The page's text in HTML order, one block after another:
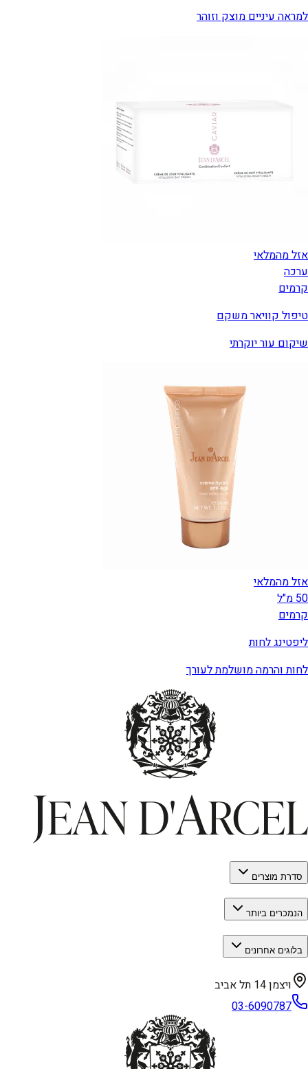
למראה עיניים מוצק וזוהר
אזל מהמלאי
ערכה
קרמים
טיפול קוויאר משקם
שיקום עור יוקרתי
אזל מהמלאי
50 מ"ל
קרמים
ליפטינג לחות
לחות והרמה מושלמת לעורך
סדרת מוצרים
הנמכרים ביותר
בלוגים אחרונים
ויצמן 14 תל אביב
03-6090787